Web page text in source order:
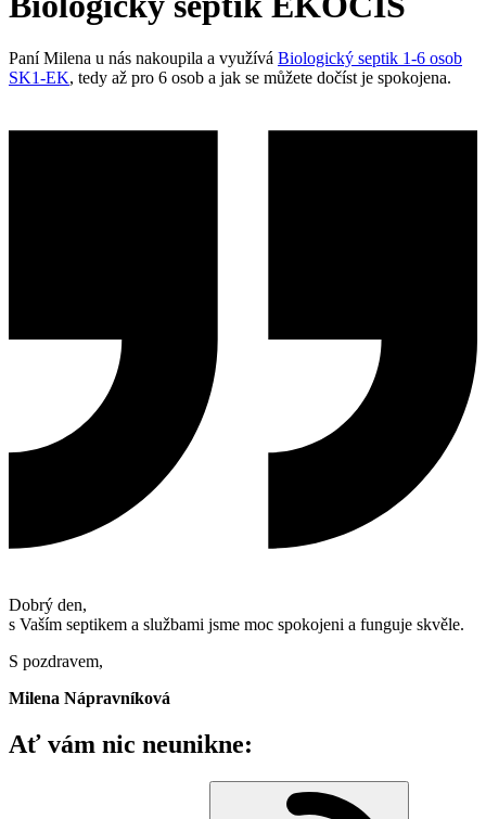
Paní Milena u nás nakoupila a využívá Biologický septik 1-6 osob
SK1-EK, tedy až pro 6 osob a jak se můžete dočíst je spokojena.
Dobrý den,
s Vaším septikem a službami jsme moc spokojeni a funguje skvěle.
S pozdravem,
Milena Nápravníková
Ať vám nic neunikne: